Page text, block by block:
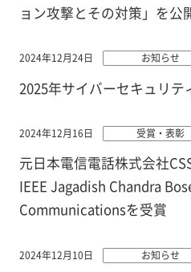
ョン攻撃とその対策」を公
2024年12月24日 お知らせ
2025年サイバーセキュリテ
2024年12月16日 受賞・表彰
元日本電信電話株式会社
IEEE Jagadish Chandra
Communicationsを受賞
2024年12月10日 お知らせ